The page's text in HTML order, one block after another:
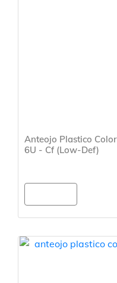
Anteojo Plastico
6U - Cf (Low-Def)